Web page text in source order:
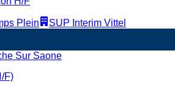
Plein SUP Interim Vittel
Sur Saone
F)